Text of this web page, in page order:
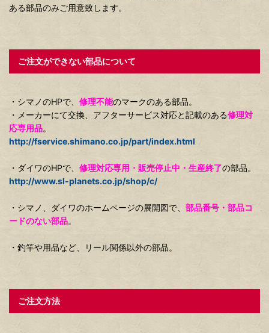
ある部品のみご用意致します。
ご注文ができない部品について
・シマノのHPで、 修理不能のマークのある部品。
・メーカーにて交換、アフターサービス対応と記載のある修理対
応専用品。
http://fservice.shimano.co.jp/part/index.html
・ダイワのHPで、 修理対応専用・販売停止中・生産終了の部品。
http://www.sl-planets.co.jp/shop/c/
・シマノ、ダイワのホームページの展開図で、 部品番号・部品コ
ードのない部品。
・釣竿や用品など、リール関係以外の部品。
ご注文方法